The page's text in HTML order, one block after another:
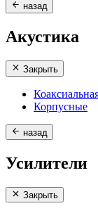
назад
Акустика
Закрыть
Корпусные
назад
Усилители
Закрыть